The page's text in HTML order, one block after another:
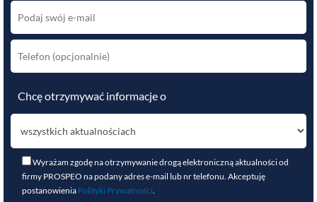
Chcę otrzymywać informacje o
Wyrażam zgodę na otrzymywanie drogą elektroniczną aktualności od
firmy PROSPEO na podany adres e-mail lub nr telefonu. Akceptuję
postanowienia Polityki Prywatności.